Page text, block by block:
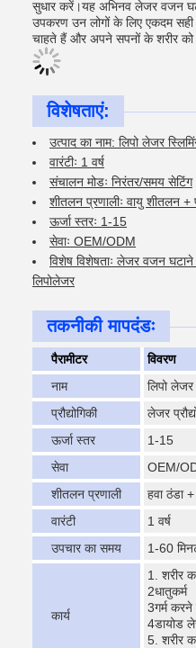
सुधार करें।यह अभिनव लेजर वजन
उपकरण उन लोगों के लिए एकदम
चाहते हैं और अपने सपनों के शरीर को
विशेषताएं:
उत्पाद का नाम: लिपो लेजर
वारंटीः 1 वर्ष
संचालन मोडः निरंतर/समय सेटिंग
शीतलन प्रणालीः वायु शीतलन
ऊर्जा स्तरः 1-15
सेवाः OEM/ODM
विशेष विशेषताः लेजर वजन
लिपोलेजर
तकनीकी मापदंडः
पैरामीटर
विवरण
नाम
लिपो लेजर
प्रौद्योगिकी
लेजर
ऊर्जा स्तर
1-15
सेवा
OEM/
शीतलन प्रणाली
हवा ठंडा
वारंटी
1 वर्ष
उपचार का समय
1-60
कार्य
1. शरीर
2धातुकर्म
3गर्म करने
4डायोड
5. शरीर